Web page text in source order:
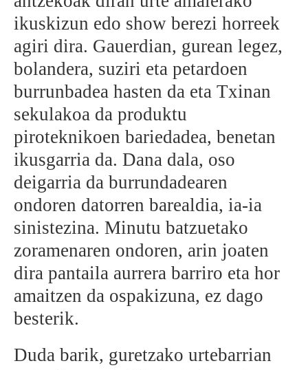
ikuskizun edo show berezi horreek
agiri dira. Gauerdian, gurean legez,
bolandera, suziri eta petardoen
burrunbadea hasten da eta Txinan
sekulakoa da produktu
piroteknikoen bariedadea, benetan
ikusgarria da. Dana dala, oso
deigarria da burrundadearen
ondoren datorren barealdia, ia-ia
sinistezina. Minutu batzuetako
zoramenaren ondoren, arin joaten
dira pantaila aurrera barriro eta hor
amaitzen da ospakizuna, ez dago
besterik.
Duda barik, guretzako urtebarrian